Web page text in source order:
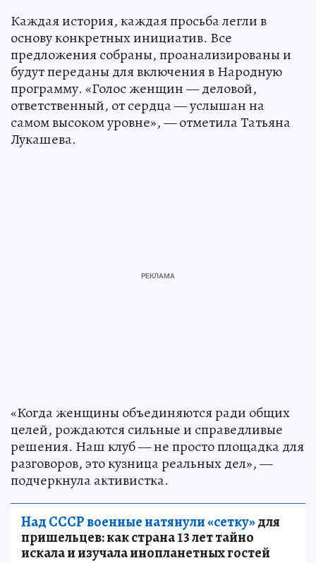
Каждая история, каждая просьба легли в
основу конкретных инициатив. Все
предложения собраны, проанализированы и
будут переданы для включения в Народную
программу. «Голос женщин — деловой,
ответственный, от сердца — услышан на
самом высоком уровне», — отметила Татьяна
Лукашева.
«Когда женщины объединяются ради общих
целей, рождаются сильные и справедливые
решения. Наш клуб — не просто площадка для
разговоров, это кузница реальных дел», —
подчеркнула активистка.
Над СССР военные натянули «сетку»для
пришельцев: как страна 13 лет тайно
искала и изучала инопланетных гостей